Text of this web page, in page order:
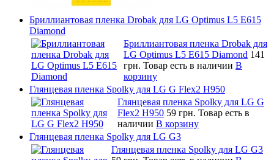
Бриллиантовая пленка Drobak для LG Optimus L5 E615
Diamond
Бриллиантовая пленка Drobak для
LG Optimus L5 E615 Diamond 141
грн. Товар есть в наличии В
корзину
Глянцевая пленка Spolky для LG G Flex2 H950
Глянцевая пленка Spolky для LG G
Flex2 H950 59 грн. Товар есть в
наличии В корзину
Глянцевая пленка Spolky для LG G3
Глянцевая пленка Spolky для LG G3